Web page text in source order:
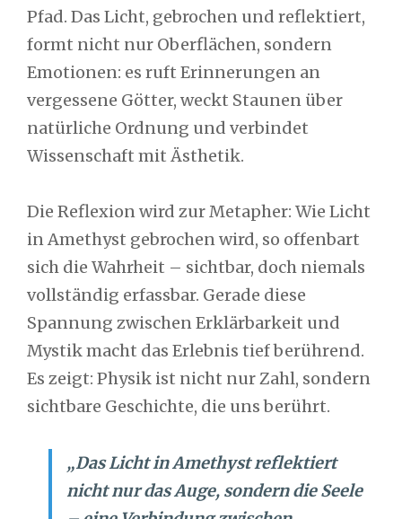
Pfad. Das Licht, gebrochen und reflektiert,
formt nicht nur Oberflächen, sondern
Emotionen: es ruft Erinnerungen an
vergessene Götter, weckt Staunen über
natürliche Ordnung und verbindet
Wissenschaft mit Ästhetik.
Die Reflexion wird zur Metapher: Wie Licht
in Amethyst gebrochen wird, so offenbart
sich die Wahrheit – sichtbar, doch niemals
vollständig erfassbar. Gerade diese
Spannung zwischen Erklärbarkeit und
Mystik macht das Erlebnis tief berührend.
Es zeigt: Physik ist nicht nur Zahl, sondern
sichtbare Geschichte, die uns berührt.
„Das Licht in Amethyst reflektiert
nicht nur das Auge, sondern die Seele